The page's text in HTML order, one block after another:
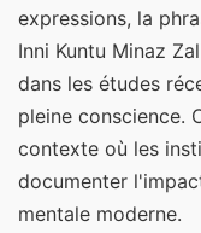
expressions, la
Inni Kuntu Minaz
dans les études
pleine conscience.
contexte où les
documenter
mentale moderne.